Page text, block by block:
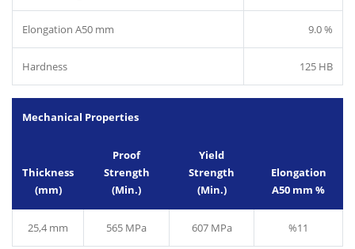
Elongation A50 mm 9.0 %
Hardness 125 HB
Mechanical Properties
Thickness
(mm)
Proof
Strength
(Min.)
Yield
Strength
(Min.)
Elongation
A50 mm %
25,4 mm 565 MPa 607 MPa %11